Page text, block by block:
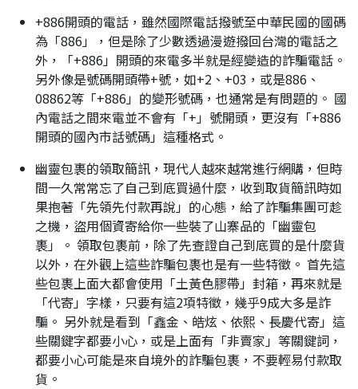
+886開頭的電話，雖然國際電話撥號至中華民國的國碼
為「886」，但是除了少數透過漫遊撥回台灣的電話之
外，「+886」開頭的來電多半就是經變造的詐騙電話。
另外像是號碼開頭帶+號，如+2、+03，或是886、
08862等「+886」的變形號碼，也通常是有問題的。 國
內電話之間來電並不會有「+」號開頭，更沒有「+886
開頭的國內市話號碼」這種格式。
幽靈包裹的領取簡訊，現代人越來越常進行網購，但時
間一久常常忘了自己到底買過什麼，收到取貨簡訊時如
果抱著「先領先付款再說」的心態，給了詐騙集團可趁
之機，盜用個資寄給你一些裝了山寨品的「幽靈包
裹」。 領取包裹前，除了先查證自己到底買的是什麼貨
以外，在外觀上這些詐騙包裹也是有一些特徵。 首先這
些包裹上面大都會使用「土黃色膠帶」封箱，再來就是
「代寄」字樣，只要有這2項特徵，幾乎9成大多是詐
騙。 另外就是看到「鑫金、皓炫、依熙、長慶代寄」這
些關鍵字都要小心，或是上面有「非賣家」等關鍵詞，
都要小心可能是來自境外的詐騙包裹，不要輕易付款取
貨。